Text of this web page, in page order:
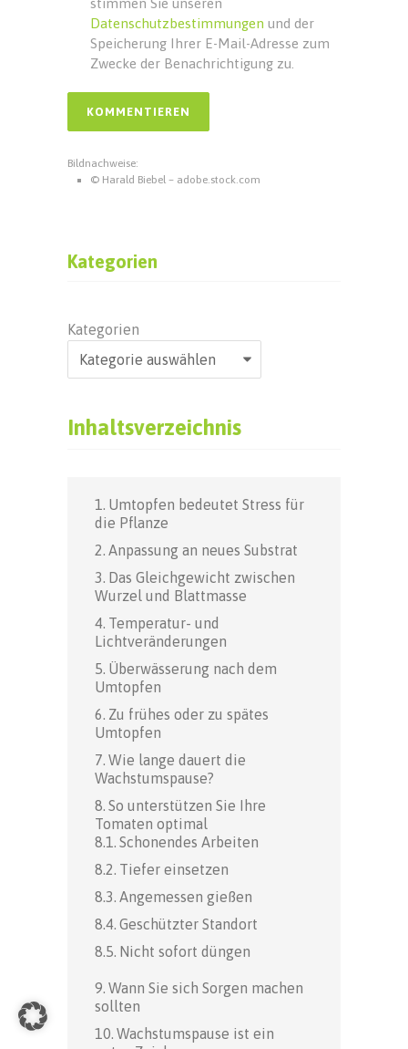
stimmen Sie unseren
Datenschutzbestimmungen und der
Speicherung Ihrer E-Mail-Adresse zum
Zwecke der Benachrichtigung zu.
Bildnachweise:
© Harald Biebel – adobe.stock.com
Kategorien
Kategorien
Inhaltsverzeichnis
Umtopfen bedeutet Stress für
die Pflanze
Anpassung an neues Substrat
Das Gleichgewicht zwischen
Wurzel und Blattmasse
Temperatur- und
Lichtveränderungen
Überwässerung nach dem
Umtopfen
Zu frühes oder zu spätes
Umtopfen
Wie lange dauert die
Wachstumspause?
So unterstützen Sie Ihre
Tomaten optimal
Schonendes Arbeiten
Tiefer einsetzen
Angemessen gießen
Geschützter Standort
Nicht sofort düngen
Wann Sie sich Sorgen machen
sollten
Wachstumspause ist ein